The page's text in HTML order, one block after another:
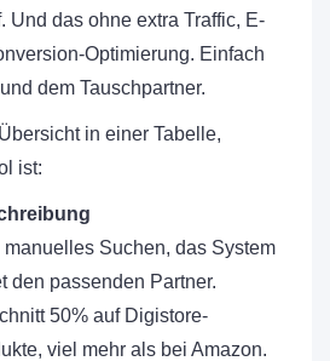
Und das ohne extra Traffic, E-
Optimierung. Einfach
dem Tauschpartner.
in einer Tabelle,
ist:
manuelles Suchen, das System
den passenden Partner.
50% auf Digistore-
viel mehr als bei Amazon.